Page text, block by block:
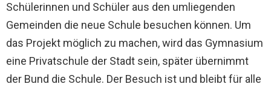
Schülerinnen und Schüler aus den umliegenden
Gemeinden die neue Schule besuchen können. Um
das Projekt möglich zu machen, wird das Gymnasium
eine Privatschule der Stadt sein, später übernimmt
der Bund die Schule. Der Besuch ist und bleibt für alle